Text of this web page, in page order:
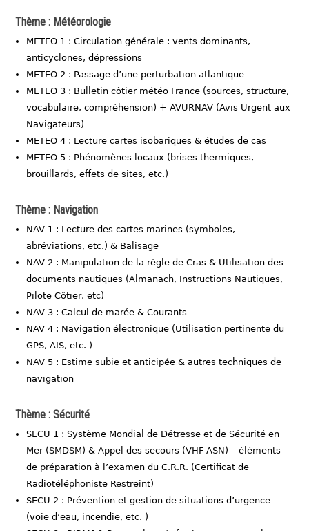
Thème : Météorologie
METEO 1 : Circulation générale : vents dominants,
anticyclones, dépressions
METEO 2 : Passage d’une perturbation atlantique
METEO 3 : Bulletin côtier météo France (sources, structure,
vocabulaire, compréhension) + AVURNAV (Avis Urgent aux
Navigateurs)
METEO 4 : Lecture cartes isobariques & études de cas
METEO 5 : Phénomènes locaux (brises thermiques,
brouillards, effets de sites, etc.)
Thème : Navigation
NAV 1 : Lecture des cartes marines (symboles,
abréviations, etc.) & Balisage
NAV 2 : Manipulation de la règle de Cras & Utilisation des
documents nautiques (Almanach, Instructions Nautiques,
Pilote Côtier, etc)
NAV 3 : Calcul de marée & Courants
NAV 4 : Navigation électronique (Utilisation pertinente du
GPS, AIS, etc. )
NAV 5 : Estime subie et anticipée & autres techniques de
navigation
Thème : Sécurité
SECU 1 : Système Mondial de Détresse et de Sécurité en
Mer (SMDSM) & Appel des secours (VHF ASN) – éléments
de préparation à l’examen du C.R.R. (Certificat de
Radiotéléphoniste Restreint)
SECU 2 : Prévention et gestion de situations d’urgence
(voie d’eau, incendie, etc. )